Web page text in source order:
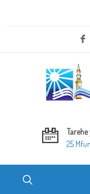
Tarehe
25